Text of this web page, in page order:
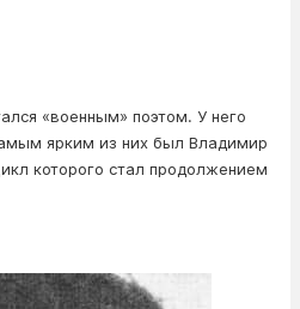
«военным» поэтом. У него
ярким из них был Владимир
которого стал продолжением